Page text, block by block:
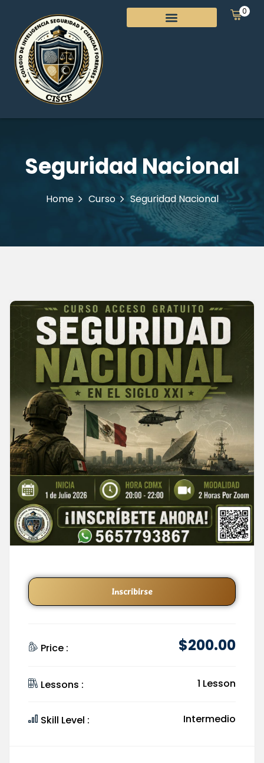
0
Seguridad Nacional
Home Curso Seguridad Nacional
Inscribirse
Price : $200.00
Lessons : 1 Lesson
Skill Level : Intermedio